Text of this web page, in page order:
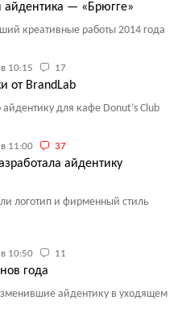
айдентика — «Брюгге»
креативные работы 2014 года
10:15 17
от BrandLab
айдентику для кафе Donut’s Club
11:00 37
айдентику
логотип и фирменный стиль
10:50 11
года
айдентику в уходящем